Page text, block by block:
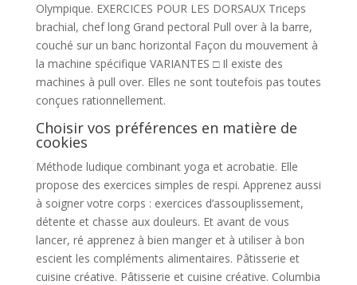
Olympique. EXERCICES POUR LES DORSAUX Triceps
brachial, chef long Grand pectoral Pull over à la barre,
couché sur un banc horizontal Façon du mouvement à
la machine spécifique VARIANTES □ Il existe des
machines à pull over. Elles ne sont toutefois pas toutes
conçues rationnellement.
Choisir vos préférences en matière de
cookies
Méthode ludique combinant yoga et acrobatie. Elle
propose des exercices simples de respi. Apprenez aussi
à soigner votre corps : exercices d’assouplissement,
détente et chasse aux douleurs. Et avant de vous
lancer, ré apprenez à bien manger et à utiliser à bon
escient les compléments alimentaires. Pâtisserie et
cuisine créative. Pâtisserie et cuisine créative. Columbia